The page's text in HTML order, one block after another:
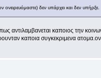
δεν υπάρχει και δεν υπήρξε.
αντιλαμβανεται καποιος την
καποια συγκεκριμενα